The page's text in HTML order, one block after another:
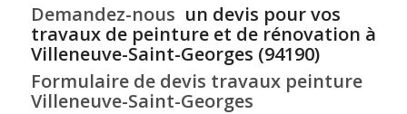
Demandez-nous un devis pour vos
travaux de peinture et de rénovation à
Villeneuve-Saint-Georges (94190)
Formulaire de devis travaux peinture
Villeneuve-Saint-Georges